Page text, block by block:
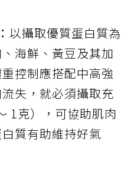
以攝取優質蛋白質為
海鮮、黃豆及其加
控制應搭配中高強
失，就必須攝取充
1克），可協助肌肉
質有助維持好氣